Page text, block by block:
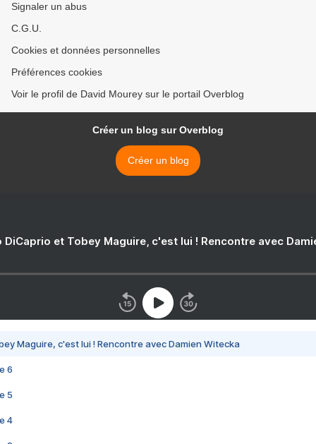
Signaler un abus
C.G.U.
Cookies et données personnelles
Préférences cookies
Voir le profil de David Mourey sur le portail Overblog
Créer un blog sur Overblog
Créer un blog
DiCaprio et Tobey Maguire, c'est lui ! Rencontre avec
Maguire, c'est lui ! Rencontre avec Damien Witecka
6
5
4